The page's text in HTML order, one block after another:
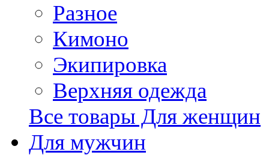
Разное
Кимоно
Экипировка
Верхняя одежда
Все товары Для женщин
Для мужчин